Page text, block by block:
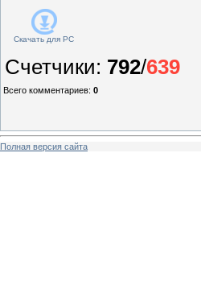
Скачать для PC
Счетчики: 792/639
Всего комментариев: 0
Полная версия сайта